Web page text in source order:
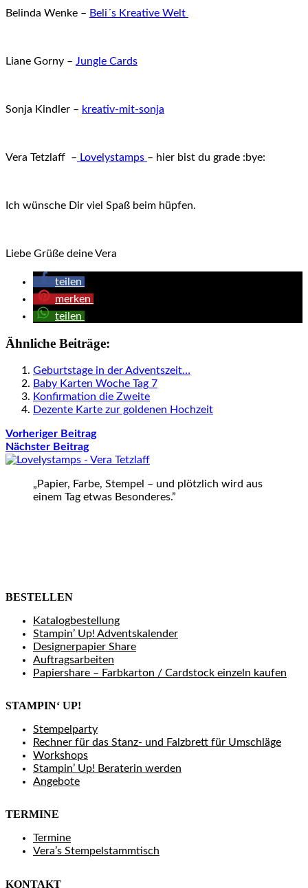
Belinda Wenke – Beli´s Kreative Welt
Liane Gorny – Jungle Cards
Sonja Kindler – kreativ-mit-sonja
Vera Tetzlaff – Lovelystamps – hier bist du grade :bye:
Ich wünsche Dir viel Spaß beim hüpfen.
Liebe Grüße deine Vera
teilen
merken
teilen
Ähnliche Beiträge:
Geburtstage in der Adventszeit…
Baby Karten Woche Tag 7
Konfirmation die Zweite
Dezente Karte zur goldenen Hochzeit
Vorheriger Beitrag
Nächster Beitrag
„Papier, Farbe, Stempel – und plötzlich wird aus
einem Tag etwas Besonderes.”
BESTELLEN
Katalogbestellung
Stampin’ Up! Adventskalender
Designerpapier Share
Auftragsarbeiten
Papiershare – Farbkarton / Cardstock einzeln kaufen
STAMPIN‘ UP!
Stempelparty
Rechner für das Stanz- und Falzbrett für Umschläge
Workshops
Stampin’ Up! Beraterin werden
Angebote
TERMINE
Termine
Vera’s Stempelstammtisch
KONTAKT